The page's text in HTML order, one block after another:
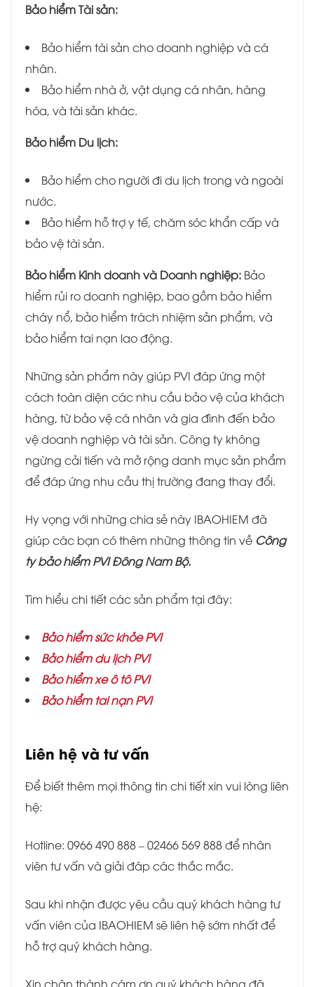
Bảo hiểm Tài sản:
Bảo hiểm tài sản cho doanh nghiệp và cá
nhân.
Bảo hiểm nhà ở, vật dụng cá nhân, hàng
hóa, và tài sản khác.
Bảo hiểm Du lịch:
Bảo hiểm cho người đi du lịch trong và ngoài
nước.
Bảo hiểm hỗ trợ y tế, chăm sóc khẩn cấp và
bảo vệ tài sản.
Bảo hiểm Kinh doanh và Doanh nghiệp: Bảo
hiểm rủi ro doanh nghiệp, bao gồm bảo hiểm
cháy nổ, bảo hiểm trách nhiệm sản phẩm, và
bảo hiểm tai nạn lao động.
Những sản phẩm này giúp PVI đáp ứng một
cách toàn diện các nhu cầu bảo vệ của khách
hàng, từ bảo vệ cá nhân và gia đình đến bảo
vệ doanh nghiệp và tài sản. Công ty không
ngừng cải tiến và mở rộng danh mục sản phẩm
để đáp ứng nhu cầu thị trường đang thay đổi.
Hy vọng với những chia sẻ này IBAOHIEM đã
giúp các bạn có thêm những thông tin về Công
ty bảo hiểm PVI Đông Nam Bộ.
Tìm hiểu chi tiết các sản phẩm tại đây:
Bảo hiểm sức khỏe PVI
Bảo hiểm du lịch PVI
Bảo hiểm xe ô tô PVI
Bảo hiểm tai nạn PVI
Liên hệ và tư vấn
Để biết thêm mọi thông tin chi tiết xin vui lòng liên
hệ:
Hotline: 0966 490 888 – 02466 569 888 để nhân
viên tư vấn và giải đáp các thắc mắc.
Sau khi nhận được yêu cầu quý khách hàng tư
vấn viên của IBAOHIEM sẽ liên hệ sớm nhất để
hỗ trợ quý khách hàng.
Xin chân thành cám ơn quý khách hàng đã